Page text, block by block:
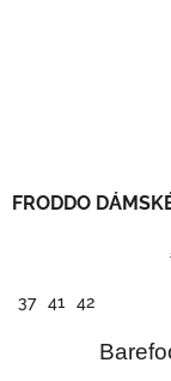
FRODDO
37 41 42